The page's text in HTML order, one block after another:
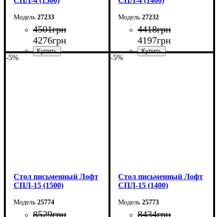
27233
4501грн
4276грн
27232
4418грн
4197грн
-5%
Стол письменный Лофт
СПЛ-15 (1500)
25774
8529грн
-5%
Стол письменный Лофт
СПЛ-15 (1400)
25773
8434грн